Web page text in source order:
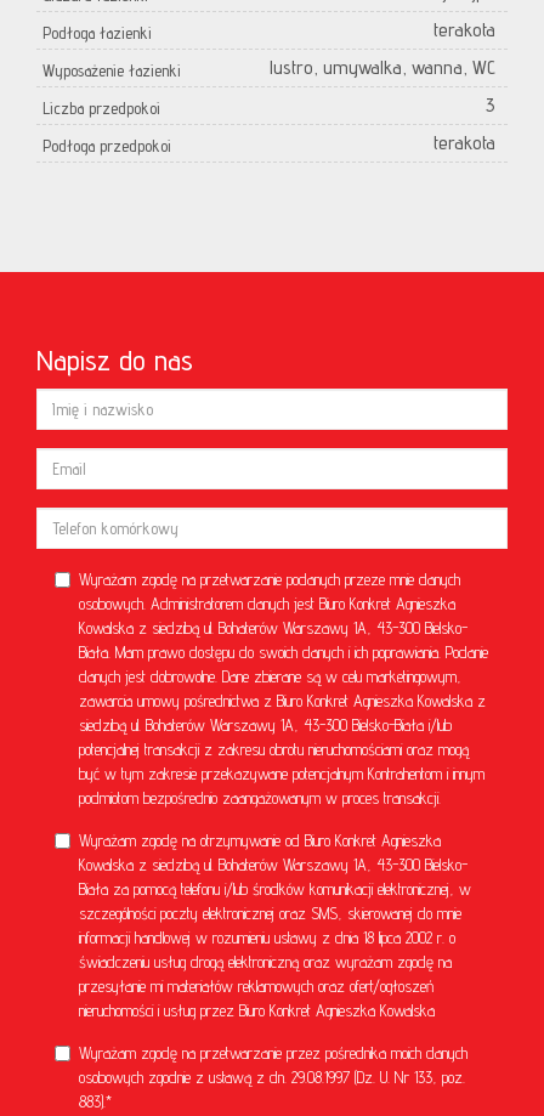
Podłoga łazienki terakota
Wyposażenie łazienki lustro, umywalka, wanna, WC
Liczba przedpokoi 3
Podłoga przedpokoi terakota
Napisz do nas
Wyrażam zgodę na przetwarzanie podanych przeze mnie danych
osobowych. Administratorem danych jest Biuro Konkret Agnieszka
Kowalska z siedzibą ul. Bohaterów Warszawy 1A, 43-300 Bielsko-
Biała. Mam prawo dostępu do swoich danych i ich poprawiania. Podanie
danych jest dobrowolne. Dane zbierane są w celu marketingowym,
zawarcia umowy pośrednictwa z Biuro Konkret Agnieszka Kowalska z
siedzibą ul. Bohaterów Warszawy 1A, 43-300 Bielsko-Biała i/lub
potencjalnej transakcji z zakresu obrotu nieruchomościami oraz mogą
być w tym zakresie przekazywane potencjalnym Kontrahentom i innym
podmiotom bezpośrednio zaangażowanym w proces transakcji.
Wyrażam zgodę na otrzymywanie od Biuro Konkret Agnieszka
Kowalska z siedzibą ul. Bohaterów Warszawy 1A, 43-300 Bielsko-
Biała za pomocą telefonu i/lub środków komunikacji elektronicznej, w
szczególności poczty elektronicznej oraz SMS, skierowanej do mnie
informacji handlowej w rozumieniu ustawy z dnia 18 lipca 2002 r. o
świadczeniu usług drogą elektroniczną oraz wyrażam zgodę na
przesyłanie mi materiałów reklamowych oraz ofert/ogłoszeń
nieruchomości i usług przez Biuro Konkret Agnieszka Kowalska
Wyrażam zgodę na przetwarzanie przez pośrednika moich danych
osobowych zgodnie z ustawą z dn. 29.08.1997 (Dz. U. Nr 133, poz.
883).*